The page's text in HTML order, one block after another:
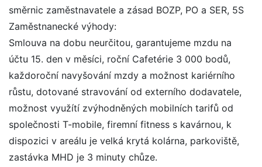
směrnic zaměstnavatele a zásad BOZP, PO a SER, 5S
Zaměstnanecké výhody:
Smlouva na dobu neurčitou, garantujeme mzdu na
účtu 15. den v měsíci, roční Cafetérie 3 000 bodů,
každoroční navyšování mzdy a možnost kariérního
růstu, dotované stravování od externího dodavatele,
možnost využítí zvýhodněných mobilních tarifů od
společnosti T-mobile, firemní fitness s kavárnou, k
dispozici v areálu je velká krytá kolárna, parkoviště,
zastávka MHD je 3 minuty chůze.